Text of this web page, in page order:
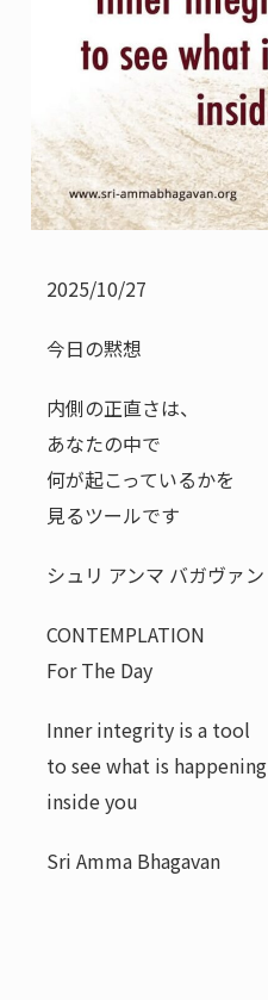
2025/10/27
今日の黙想
内側の正直さは、
あなたの中で
何が起こっているかを
見るツールです
シュリ アンマ バガヴァン
CONTEMPLATION
For The Day
Inner integrity is a tool
to see what is happening
inside you
Sri Amma Bhagavan